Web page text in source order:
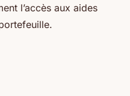
l’accès aux aides